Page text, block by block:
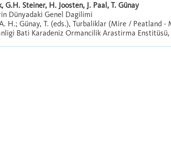
G.H. Steiner, H. Joosten, J. Paal, T. Günay
Dünyadaki Genel Dagilimi
H.; Günay, T. (eds.), Turbaliklar (Mire / Peatland -
Bati Karadeniz Ormancilik Arastirma Enstitüsü,